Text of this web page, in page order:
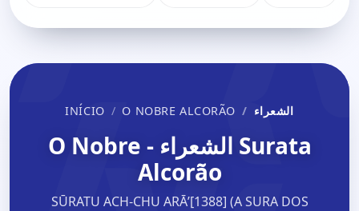
INÍCIO O NOBRE ALCORÃO الشعراء
Surata الشعراء - O Nobre
Alcorão
SŪRATU ACH-CHU ARĀʼ[1388] (A SURA DOS